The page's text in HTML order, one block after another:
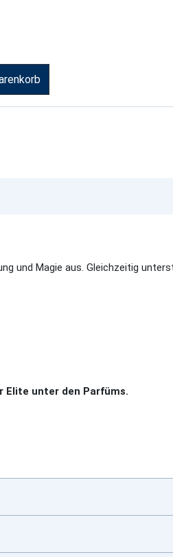
und Magie aus. Gleichzeitig
Elite unter den Parfüms.